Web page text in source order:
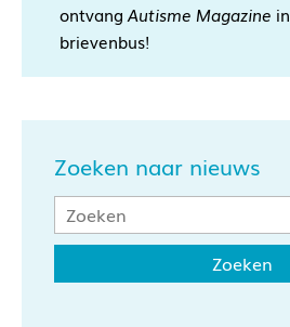
ontvang Autisme Magazine
brievenbus!
Zoeken naar nieuws